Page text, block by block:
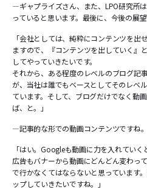
―ギャプライズさん、また、LPO研究所
っていると思います。最後に、今後の展
「会社としては、純粋にコンテンツを出
ますので、『コンテンツを出していく』
してやっていきたいです。
それから、ある程度のレベルのブログ記
が、当社は誰でもベースとしてそのレベ
ています。そして、ブログだけでなく動
ば、と。」
―記事的な形での動画コンテンツですね。
「はい。Googleも動画に力を入れてい
広告もバナーから動画にどんどん変わっ
で行かなくてはならないと思っています
ップしていきたいですね。」